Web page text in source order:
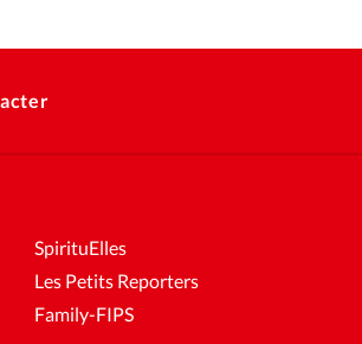
SpirituElles
Les Petits Reporters
Family-FIPS